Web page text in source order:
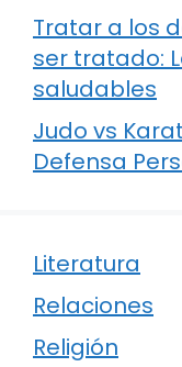
Tratar a los
ser tratado:
saludables
Judo vs
Defensa
Literatura
Relaciones
Religión